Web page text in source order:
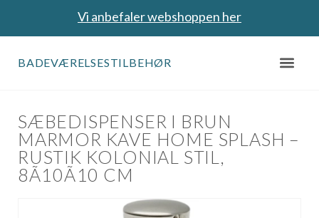
Vi anbefaler webshoppen her
BADEVÆRELSESTILBEHØR
SÆBEDISPENSER I BRUN
MARMOR KAVE HOME SPLASH –
RUSTIK KOLONIAL STIL,
8Ã10Ã10 CM